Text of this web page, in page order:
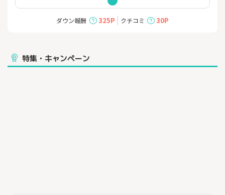
全国4,000社の優良リフォーム会社の中から専門アドバイザーがお
客様のお悩み・ご要望をお伺いした上で、
お客様にピッタリのお近くのリフォーム会社をご紹介いたしま
ご希望の工事内容が得意なリフォーム会社を手間なく比較検討す
ることができます。
ダウン報酬 325P クチコミ 30P
特集・キャンペーン